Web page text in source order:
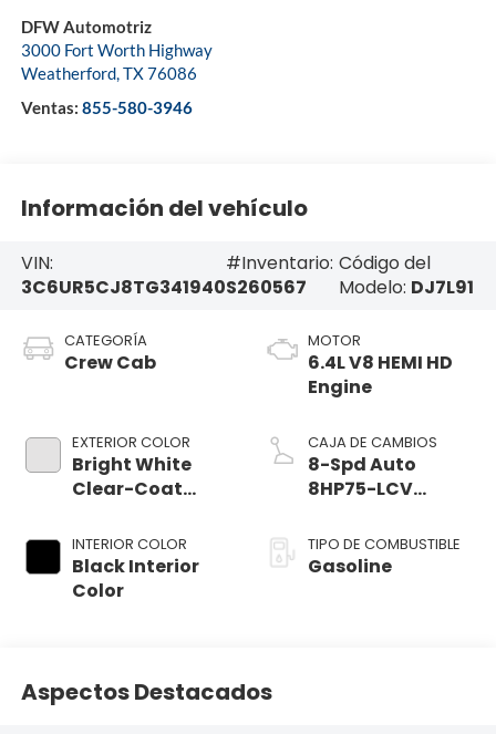
DFW Automotriz
3000 Fort Worth Highway
Weatherford,TX76086
Ventas: 855-580-3946
Información del vehículo
VIN:
3C6UR5CJ8TG341940
#Inventario:
S260567
Código del
Modelo: DJ7L91
CATEGORÍA
Crew Cab
EXTERIOR COLOR
Bright White
Clear-Coat
INTERIOR COLOR
Black Interior
Color
MOTOR
6.4L V8 HEMI HD
Engine
CAJA DE CAMBIOS
8-Spd Auto
8HP75-LCV
TIPO DE COMBUSTIBLE
Gasoline
Aspectos Destacados